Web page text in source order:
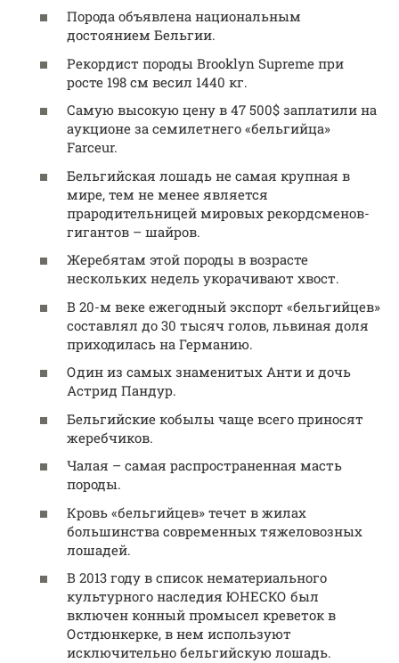
Порода объявлена национальным
достоянием Бельгии.
Рекордист породы Brooklyn Supreme при
росте 198 см весил 1440 кг.
Самую высокую цену в 47 500$ заплатили на
аукционе за семилетнего «бельгийца»
Farceur.
Бельгийская лошадь не самая крупная в
мире, тем не менее является
прародительницей мировых рекордсменов-
гигантов – шайров.
Жеребятам этой породы в возрасте
нескольких недель укорачивают хвост.
В 20-м веке ежегодный экспорт «бельгийцев»
составлял до 30 тысяч голов, львиная доля
приходилась на Германию.
Один из самых знаменитых Анти и дочь
Астрид Пандур.
Бельгийские кобылы чаще всего приносят
жеребчиков.
Чалая – самая распространенная масть
породы.
Кровь «бельгийцев» течет в жилах
большинства современных тяжеловозных
лошадей.
В 2013 году в список нематериального
культурного наследия ЮНЕСКО был
включен конный промысел креветок в
Остдюнкерке, в нем используют
исключительно бельгийскую лошадь.